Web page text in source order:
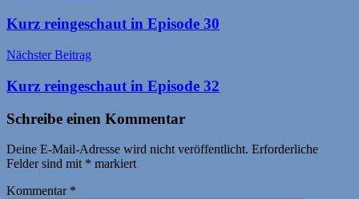
Kurz reingeschaut in Episode 30
Nächster Beitrag
Kurz reingeschaut in Episode 32
Schreibe einen Kommentar
Deine E-Mail-Adresse wird nicht veröffentlicht. Erforderliche
Felder sind mit * markiert
Kommentar *